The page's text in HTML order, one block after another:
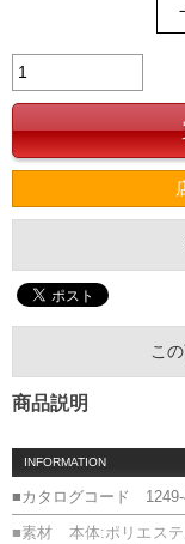
こ
商品説明
INFORMATION
■カタログコード 1249-
■素材 本体:ポリエステ